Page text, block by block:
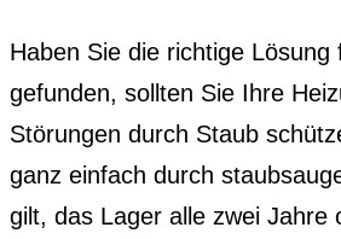
Haben Sie die richtige
gefunden, sollten Sie Ihre
Störungen durch Staub
ganz einfach durch
gilt, das Lager alle zwei Jahre